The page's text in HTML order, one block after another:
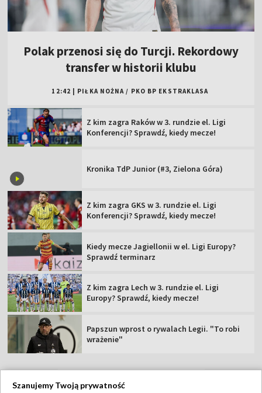
Polak przenosi się do Turcji. Rekordowy
transfer w historii klubu
12:42 PIŁKA NOŻNA / PKO BP EKSTRAKLASA
Z kim zagra Raków w 3. rundzie el. Ligi
Konferencji? Sprawdź, kiedy mecze!
Kronika TdP Junior (#3, Zielona Góra)
Z kim zagra GKS w 3. rundzie el. Ligi
Konferencji? Sprawdź, kiedy mecze!
Kiedy mecze Jagiellonii w el. Ligi Europy?
Sprawdź terminarz
Z kim zagra Lech w 3. rundzie el. Ligi
Europy? Sprawdź, kiedy mecze!
Papszun wprost o rywalach Legii. "To robi
wrażenie"
Szanujemy Twoją prywatność